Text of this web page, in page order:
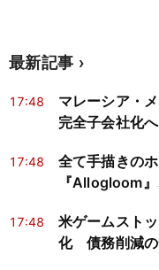
最新記事
17:48
マレーシア・
完全子会社化
17:48
全て手描きの
『Allogloom
17:48
米ゲームスト
化 債務削減の